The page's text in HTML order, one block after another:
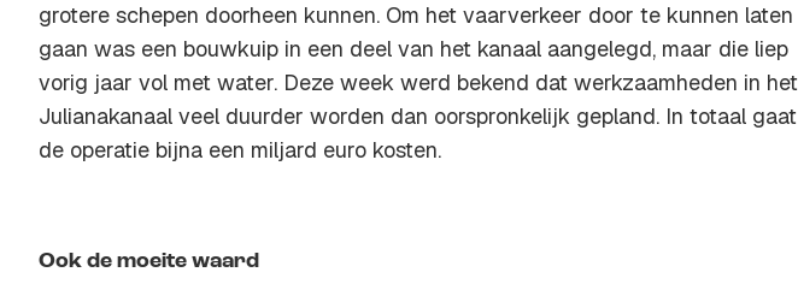
grotere schepen doorheen kunnen. Om het vaarverkeer door te kunnen laten
gaan was een bouwkuip in een deel van het kanaal aangelegd, maar die liep
vorig jaar vol met water. Deze week werd bekend dat werkzaamheden in het
Julianakanaal veel duurder worden dan oorspronkelijk gepland. In totaal gaat
de operatie bijna een miljard euro kosten.
Ook de moeite waard